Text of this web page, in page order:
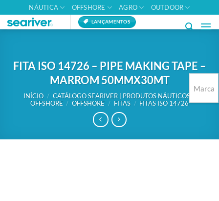
to
content
NÁUTICA OFFSHORE AGRO OUTDOOR
LANÇAMENTOS
FITA ISO 14726 – PIPE MAKING TAPE –
MARROM 50MMX30MT
INÍCIO / CATÁLOGO SEARIVER | PRODUTOS NÁUTICOS E
OFFSHORE / OFFSHORE / FITAS / FITAS ISO 14726
Marca